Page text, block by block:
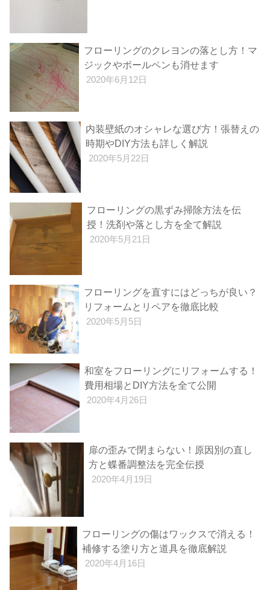
フローリングのクレヨンの落とし方！マ
ジックやボールペンも消せます
2020年6月12日
内装壁紙のオシャレな選び方！張替えの
時期やDIY方法も詳しく解説
2020年5月22日
フローリングの黒ずみ掃除方法を伝
授！洗剤や落とし方を全て解説
2020年5月21日
フローリングを直すにはどっちが良い？
リフォームとリペアを徹底比較
2020年5月5日
和室をフローリングにリフォームする！
費用相場とDIY方法を全て公開
2020年4月26日
扉の歪みで閉まらない！原因別の直し
方と蝶番調整法を完全伝授
2020年4月19日
フローリングの傷はワックスで消える！
補修する塗り方と道具を徹底解説
2020年4月16日